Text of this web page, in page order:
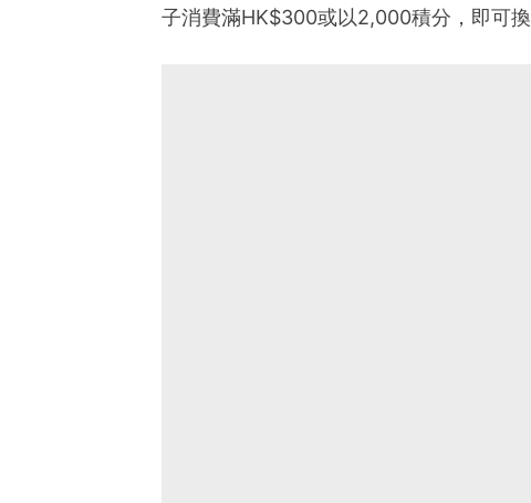
子消費滿HK$300或以2,000積分，即可